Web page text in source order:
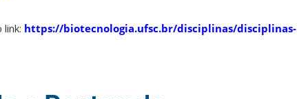
https://biotecnologia.ufsc.br/disciplinas/disciplinas-